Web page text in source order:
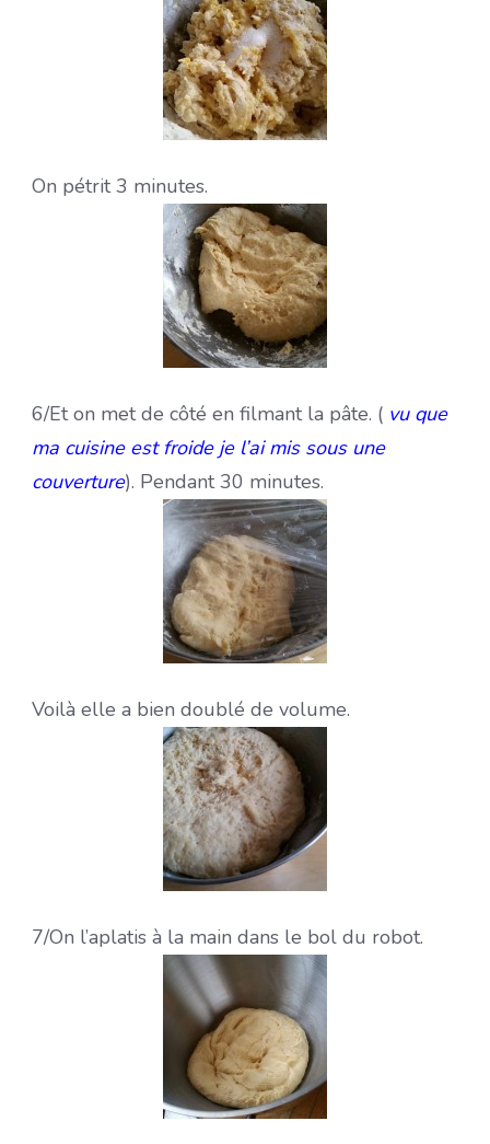
On pétrit 3 minutes.
6/Et on met de côté en filmant la pâte. ( vu que
ma cuisine est froide je l’ai mis sous une
couverture). Pendant 30 minutes.
Voilà elle a bien doublé de volume.
7/On l’aplatis à la main dans le bol du robot.